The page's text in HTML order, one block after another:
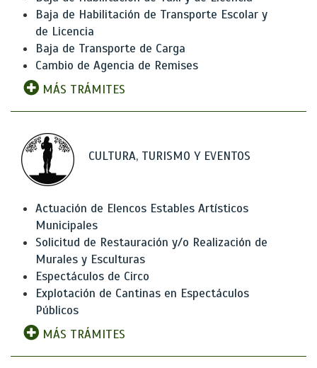
Baja de Habilitación de Transporte Escolar y
de Licencia
Baja de Transporte de Carga
Cambio de Agencia de Remises
MÁS TRÁMITES
CULTURA, TURISMO Y EVENTOS
Actuación de Elencos Estables Artísticos
Municipales
Solicitud de Restauración y/o Realización de
Murales y Esculturas
Espectáculos de Circo
Explotación de Cantinas en Espectáculos
Públicos
MÁS TRÁMITES